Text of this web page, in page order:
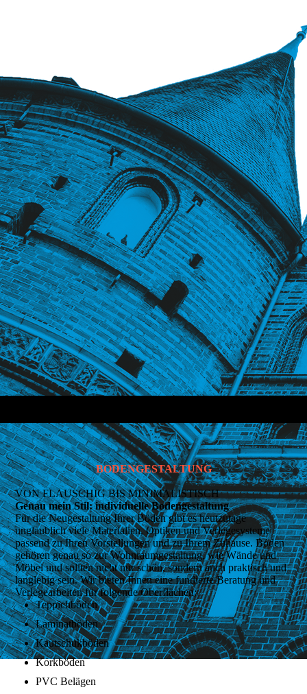
BX_Tebo-MyHome-Campione-Detail_01
BODENGESTALTUNG
VON FLAUSCHIG BIS MINIMALISTISCH
Genau mein Stil: individuelle Bodengestaltung
Für die Neugestaltung Ihrer Böden gibt es heutzutage
unglaublich viele Materialien, Optiken und Verlegesysteme
passend zu Ihren Vorstellungen und zu Ihrem Zuhause. Böden
gehören genau so zur Wohnraumgestaltung, wie Wände und
Möbel und sollten nicht nur schön, sondern auch praktisch und
langlebig sein. Wir bieten Ihnen eine fundierte Beratung und
Verlegearbeiten für folgende Oberflächen:
Teppichböden
Laminatböden
Kautschukböden
Korkböden
PVC Belägen